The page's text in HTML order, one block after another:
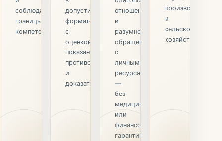
соблюдаем
границы
компетенции.
допустимом
формате,
с
оценкой
показаний,
противопоказаний
и
доказательств.
отношениях
и
разумном
обращении
с
личными
ресурсами
—
без
медицинских
или
финансовых
гарантий.
производстве
и
сельском
хозяйстве.